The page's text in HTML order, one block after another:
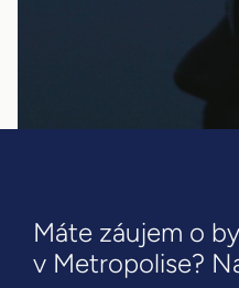
Máte záujem o
v Metropolise?